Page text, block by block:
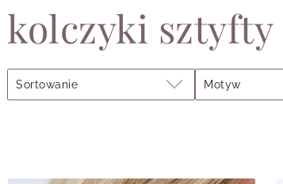
MENU
UŻYTKOWNIKA
kolczyki sztyfty
Sortowanie Filtry
Motyw